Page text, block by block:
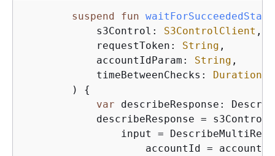
suspend fun
            s3Control:
S3ControlClient ,
            requestToken:
String ,
            accountIdParam:
String ,
            timeBetweenChecks:
Duration
        )
{
var describeResponse:
describeResponse =
input =
accountId =